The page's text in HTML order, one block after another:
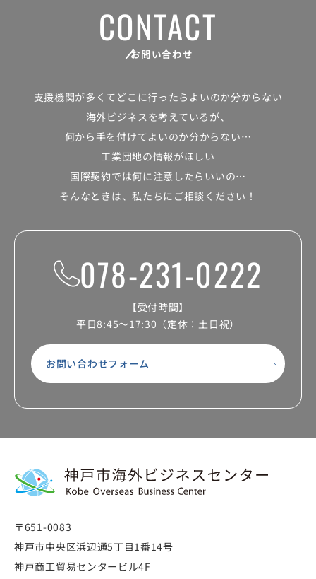
CONTACT
お問い合わせ
支援機関が多くて どこに行ったらよいのか分からない
海外ビジネスを考えているが、
何から手を付けてよいのか分からない…
工業団地の情報がほしい
国際契約では何に注意したらいいの…
そんなときは、私たちにご相談ください！
078-231-0222
【受付時間】
平日8:45～17:30（定休：土日祝）
お問い合わせフォーム
〒651-0083
神戸市中央区浜辺通5丁目1番14号
神戸商工貿易センタービル4F